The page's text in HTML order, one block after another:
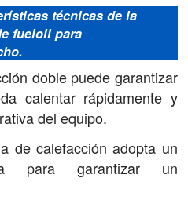
técnicas de la
fueloil para
doble puede garantizar
calentar rápidamente y
del equipo.
de calefacción adopta un
para garantizar un